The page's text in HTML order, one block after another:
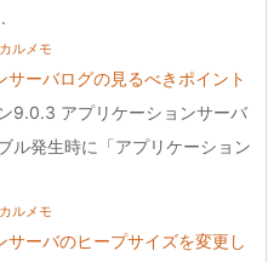
ルメモ
サーバログの見るべきポイント
9.0.3 アプリケーションサーバ
ル発生時に「アプリケーション
ルメモ
サーバのヒープサイズを変更し